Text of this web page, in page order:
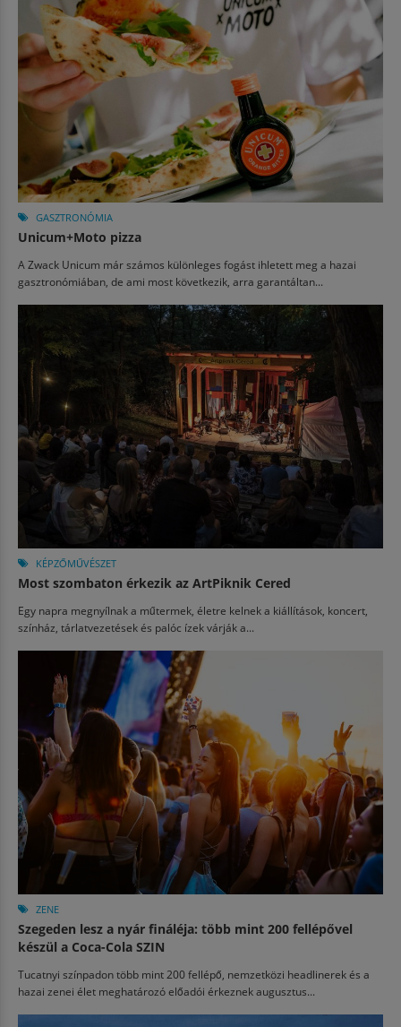
GASZTRONÓMIA
Unicum+Moto pizza
A Zwack Unicum már számos különleges fogást ihletett meg a hazai
gasztronómiában, de ami most következik, arra garantáltan...
KÉPZŐMŰVÉSZET
Most szombaton érkezik az ArtPiknik Cered
Egy napra megnyílnak a műtermek, életre kelnek a kiállítások, koncert,
színház, tárlatvezetések és palóc ízek várják a...
ZENE
Szegeden lesz a nyár fináléja: több mint 200 fellépővel
készül a Coca-Cola SZIN
Tucatnyi színpadon több mint 200 fellépő, nemzetközi headlinerek és a
hazai zenei élet meghatározó előadói érkeznek augusztus...